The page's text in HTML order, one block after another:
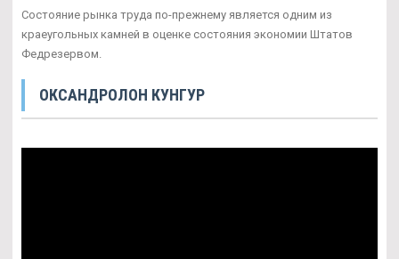
Состояние рынка труда по-прежнему является одним из
краеугольных камней в оценке состояния экономии Штатов
Федрезервом.
ОКСАНДРОЛОН КУНГУР